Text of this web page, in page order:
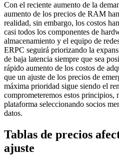
Con el reciente aumento de la
aumento de los precios de RAM
realidad, sin embargo, los costos
casi todos los componentes de
almacenamiento y el equipo de
ERPC seguirá priorizando la
de baja latencia siempre que sea
rápido aumento de los costos de
que un ajuste de los precios de
máxima prioridad sigue siendo el
comprometeremos estos
plataforma seleccionando socios
datos.
Tablas de precios
ajuste